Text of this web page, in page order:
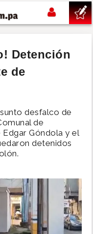
Detención
de
desfalco de
de
Góndola y el
detenidos